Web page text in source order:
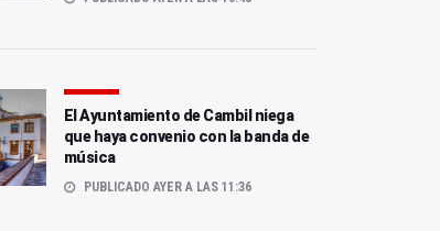
El Ayuntamiento de Cambil niega
que haya convenio con la banda de
música
PUBLICADO AYER A LAS 11:36